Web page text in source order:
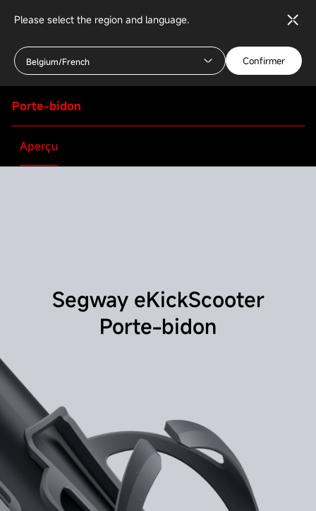
Please select the region and language.
Belgium/French Confirmer
Porte-bidon
Aperçu
Segway eKickScooter
Porte-bidon